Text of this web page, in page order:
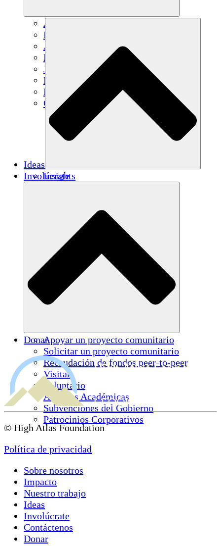
Agricultura sostenible
Recuperación de terremotos
Agua limpia
Empoderamiento de la mujer
Jóvenes y estudiantes
Preservación cultural y diálogo
Desarrollo de capacidades
Créditos de carbono
Ideas
Insights
Involúcrate
Apoyar un proyecto comunitario
Solicitar un proyecto comunitario
Recaudación de fondos peer-to-peer
Visitar
Voluntario
Alianzas Académicas
Subvenciones del Gobierno
Patrocinios Corporativos
Donar
© High Atlas Foundation
Política de privacidad
Sobre nosotros
Impacto
Nuestro trabajo
Ideas
Involúcrate
Contáctenos
Donar